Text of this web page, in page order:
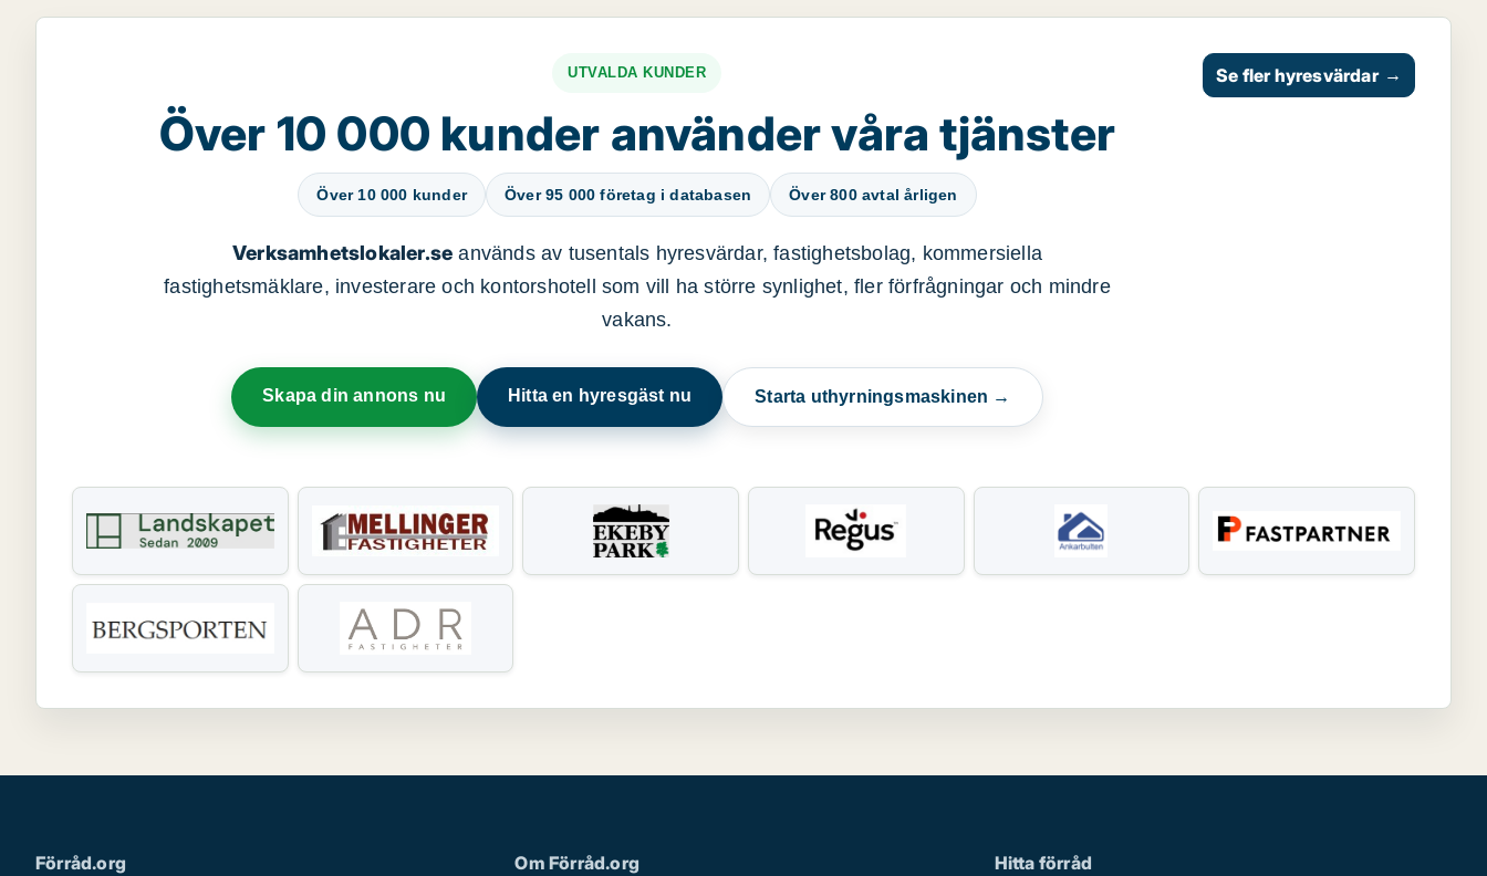
UTVALDA KUNDER
Över 10 000 kunder använder våra tjänster
Över 10 000 kunder Över 95 000 företag i databasen Över 800 avtal årligen
Verksamhetslokaler.se används av tusentals hyresvärdar, fastighetsbolag, kommersiella
fastighetsmäklare, investerare och kontorshotell som vill ha större synlighet, fler förfrågningar och mindre
vakans.
Skapa din annons nu Hitta en hyresgäst nu Starta uthyrningsmaskinen →
Se fler hyresvärdar →
Förråd.org Om Förråd.org Hitta förråd